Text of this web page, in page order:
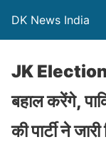
DK News India
JK
बहाल करेंगे,
की पार्टी ने